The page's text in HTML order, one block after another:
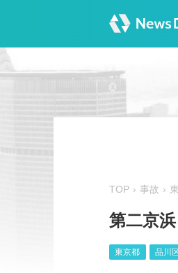
TOP 事故
第二京
東京都 品川